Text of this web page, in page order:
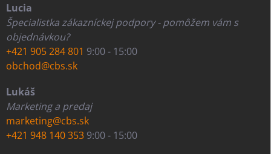
Lucia
Špecialistka zákazníckej podpory - pomôžem vám s
objednávkou?
+421 905 284 801 9:00 - 15:00
obchod@cbs.sk
Lukáš
Marketing a predaj
marketing@cbs.sk
+421 948 140 353 9:00 - 15:00